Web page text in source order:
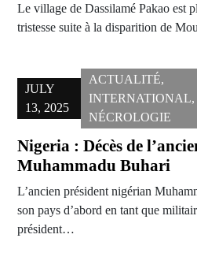
Le village de Dassilamé Pakao est
tristesse suite à la disparition de
JULY
13, 2025
ACTUALITÉ,
INTERNATIONAL,
NÉCROLOGIE
Nigeria : Décès de
Muhammadu Buhari
L’ancien président nigérian
son pays d’abord en tant que
président…